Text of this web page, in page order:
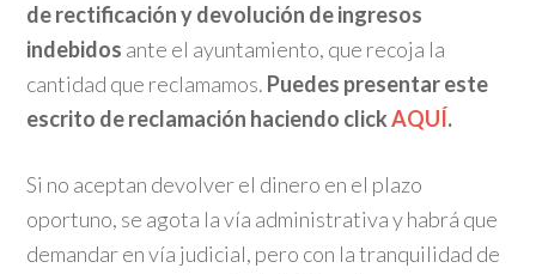
de rectificación y devolución de ingresos
indebidos ante el ayuntamiento, que recoja la
cantidad que reclamamos. Puedes presentar este
escrito de reclamación haciendo clickAQUÍ.
Si no aceptan devolver el dinero en el plazo
oportuno, se agota la vía administrativa y habrá que
demandar en vía judicial, pero con la tranquilidad de